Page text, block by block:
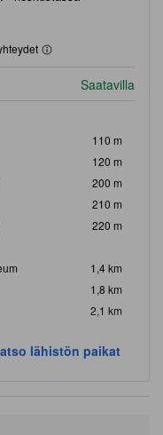
Saatavilla
110 m
120 m
200 m
210 m
220 m
1,4 km
1,8 km
2,1 km
2,3 km
lähistön paikat